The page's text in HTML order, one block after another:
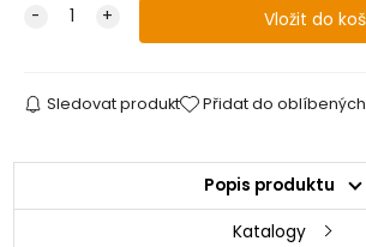
Sledovat produkt Přidat do oblíbených
Popis produktu
Katalogy